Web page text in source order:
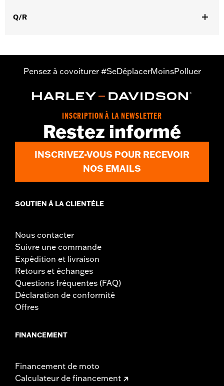
Pattes ajustables
Origine:Importé
Q/R
Pensez à covoiturer #SeDéplacerMoinsPolluer
INSCRIPTION À LA NEWSLETTER
Restez informé
INSCRIVEZ-VOUS POUR RECEVOIR
NOS EMAILS
SOUTIEN À LA CLIENTÈLE
Nous contacter
Suivre une commande
Expédition et livraison
Retours et échanges
Questions fréquentes (FAQ)
Déclaration de conformité
Offres
FINANCEMENT
Financement de moto
Calculateur de financement